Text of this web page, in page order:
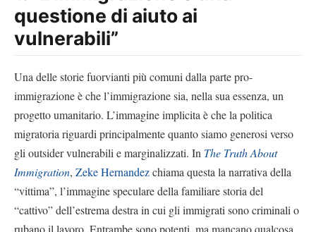
questione di aiuto ai
vulnerabili”
Una delle storie fuorvianti più comuni dalla parte pro-
immigrazione è che l’immigrazione sia, nella sua essenza, un
progetto umanitario. L’immagine implicita è che la politica
migratoria riguardi principalmente quanto siamo generosi verso
gli outsider vulnerabili e marginalizzati. In The Truth About
Immigration, Zeke Hernandezchiama questa la narrativa della
“vittima”, l’immagine speculare della familiare storia del
“cattivo” dell’estrema destra in cui gli immigrati sono criminali o
rubano il lavoro. Entrambe sono potenti, ma mancano qualcosa